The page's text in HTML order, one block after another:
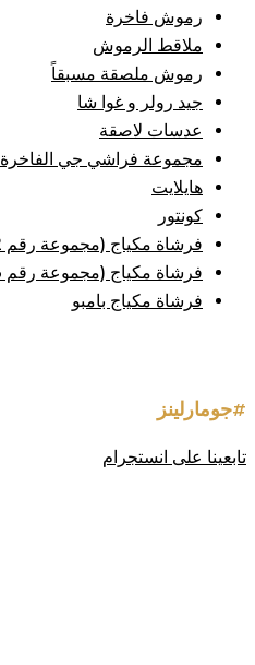
رموش فاخرة
ملاقط الرموش
رموش ملصقة مسبقاً
جيد رولر و غوا شا
عدسات لاصقة
مجموعة فراشي جي الفاخرة
هايلايت
كونتور
فرشاة مكياج (مجموعة رقم 2)
فرشاة مكياج (مجموعة رقم 3)
فرشاة مكياج بامبو
#جومارلينز
تابعينا على انستجرام